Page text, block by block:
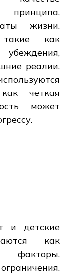
жизни.
такие как
убеждения,
реалии.
четкая
может
и детские
как